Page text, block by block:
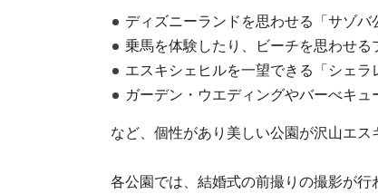
ディズニーランドを思わせる「サゾバ
乗馬を体験したり、ビーチを思わせる
エスキシェヒルを一望できる「シェラ
ガーデン・ウエディングやバーべキュ
など、個性があり美しい公園が沢山エ
各公園では、結婚式の前撮りの撮影が行